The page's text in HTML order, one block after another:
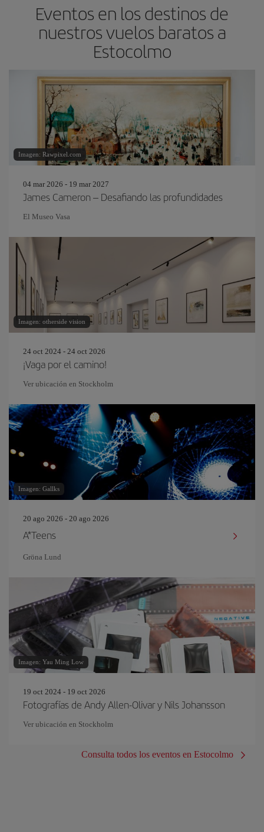
Eventos en los destinos de
nuestros vuelos baratos a
Estocolmo
Imagen: Rawpixel.com
04 mar 2026 - 19 mar 2027
James Cameron – Desafiando las profundidades
El Museo Vasa
Imagen: otherside vision
24 oct 2024 - 24 oct 2026
¡Vaga por el camino!
Ver ubicación en Stockholm
Imagen: Gallks
20 ago 2026 - 20 ago 2026
A*Teens
Gröna Lund
Imagen: Yau Ming Low
19 oct 2024 - 19 oct 2026
Fotografías de Andy Allen-Olivar y Nils Johansson
Ver ubicación en Stockholm
Consulta todos los eventos en Estocolmo